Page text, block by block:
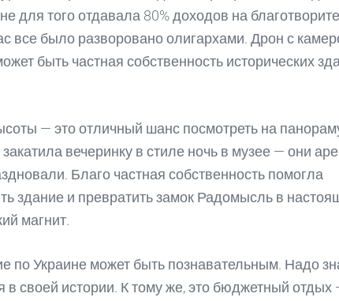
для того отдавала 80% доходов на
все было разворовано олигархами. Дрон с
быть частная собственность исторических
— это отличный шанс посмотреть на
вечеринку в стиле ночь в музее — они
Благо частная собственность помогла
здание и превратить замок Радомысль в
магнит.
по Украине может быть познавательным. Надо
в своей истории. К тому же, это бюджетный отдых